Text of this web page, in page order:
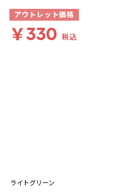
ライトグリーン
アウトレット価格
￥330 税込